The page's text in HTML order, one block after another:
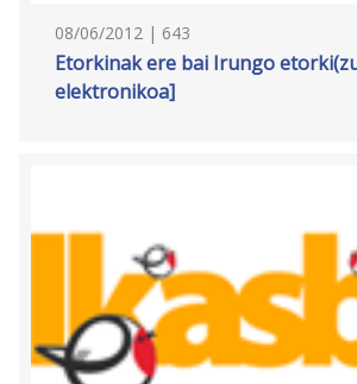
08/06/2012 | 643
Etorkinak ere bai Irungo
elektronikoa]